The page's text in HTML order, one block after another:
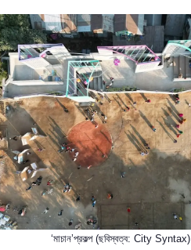
‘মাচান’প্রকল্প (ছবিস্বত্ব: City Syntax)